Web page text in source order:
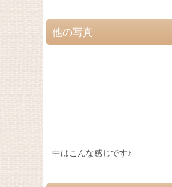
他の写真
中はこんな感じです♪